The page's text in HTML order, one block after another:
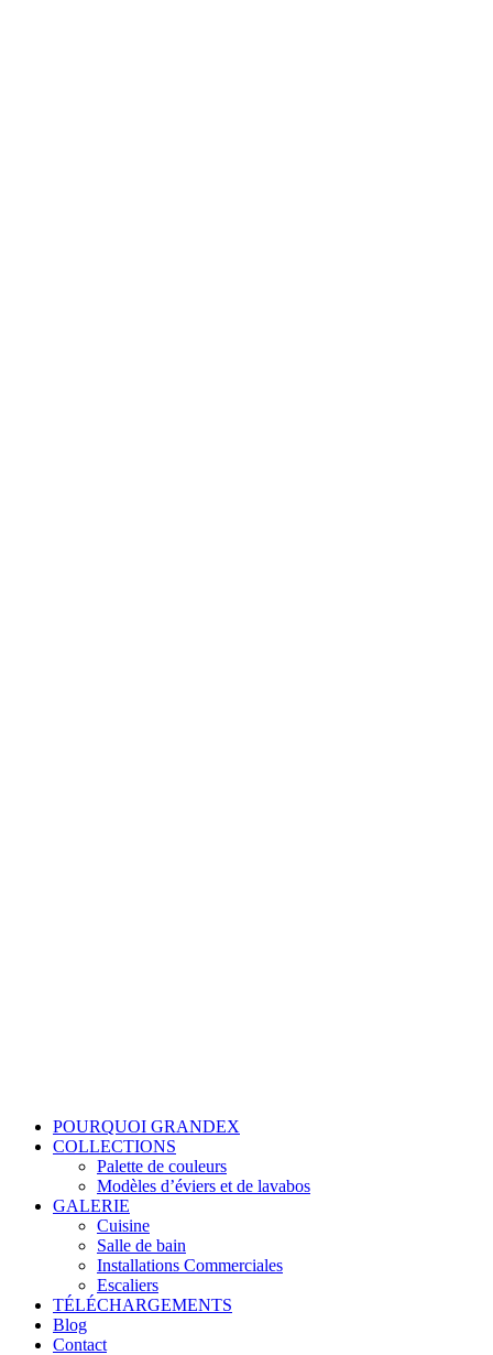
POURQUOI GRANDEX
COLLECTIONS
Palette de couleurs
Modèles d’éviers et de lavabos
GALERIE
Cuisine
Salle de bain
Installations Commerciales
Escaliers
TÉLÉCHARGEMENTS
Blog
Contact